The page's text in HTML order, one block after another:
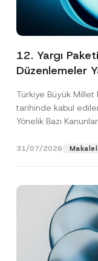
12. Yargı
Düzenlemeler
Türkiye Büyük
tarihinde kabul
Yönelik Bazı
31/07/2026